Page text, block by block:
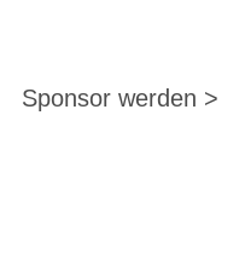
Sponsor werden >